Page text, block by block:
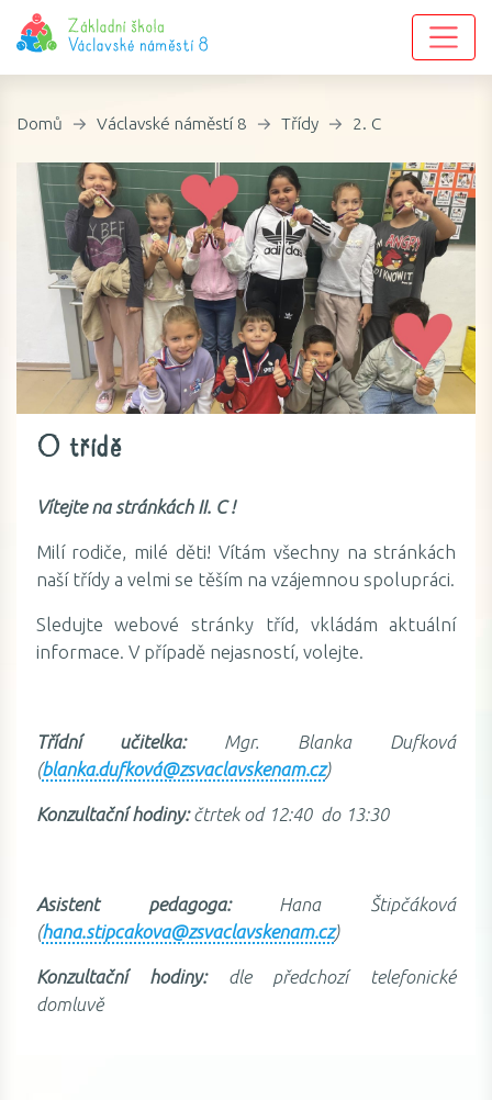
Domů Václavské náměstí 8 Třídy 2. C
O třídě
Vítejte na stránkách II. C !
Milí rodiče, milé děti! Vítám všechny na stránkách
naší třídy a velmi se těším na vzájemnou spolupráci.
Sledujte webové stránky tříd, vkládám aktuální
informace. V případě nejasností, volejte.
Třídní učitelka:Mgr. Blanka Dufková
(blanka.dufková@zsvaclavskenam.cz)
Konzultační hodiny:čtrtek od 12:40 do 13:30
Asistent pedagoga:Hana Štipčáková
(hana.stipcakova@zsvaclavskenam.cz)
Konzultační hodiny: dle předchozí telefonické
domluvě